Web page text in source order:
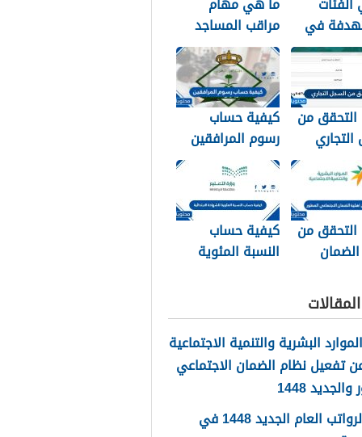
في
الإجتماعي
مراقب المساجد
في السعودية
1448
التحقق من
ورقم
كيفية حساب
رسوم المرافقين
1448
التحقق من
كيفية حساب
النسبة المئوية
البشرية والتنمية الاجتماعية
تفعيل نظام الضمان الاجتماعي
1448
سلم الرواتب العام الجديد 1448 في